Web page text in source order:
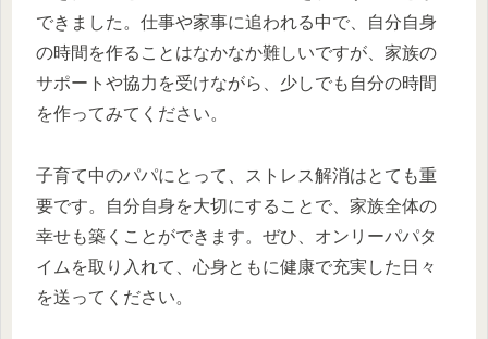
できました。仕事や家事に追われる中で、自分自身
の時間を作ることはなかなか難しいですが、家族の
サポートや協力を受けながら、少しでも自分の時間
を作ってみてください。
子育て中のパパにとって、ストレス解消はとても重
要です。自分自身を大切にすることで、家族全体の
幸せも築くことができます。ぜひ、オンリーパパタ
イムを取り入れて、心身ともに健康で充実した日々
を送ってください。